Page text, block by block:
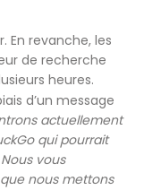
En revanche, les
de recherche
heures.
d’un message
actuellement
qui pourrait
vous
nous mettons